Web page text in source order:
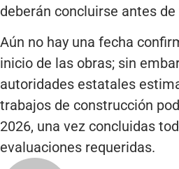
deberán concluirse antes
Aún no hay una fecha
inicio de las obras; sin
autoridades estatales
trabajos de construcción
2026, una vez concluidas
evaluaciones requeridas.